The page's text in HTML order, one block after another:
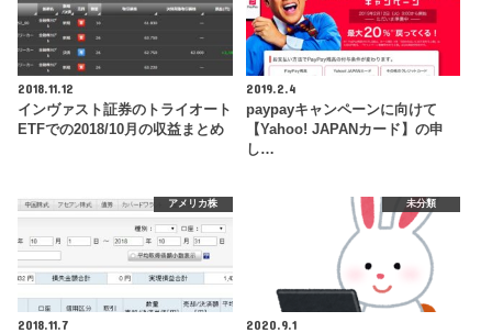
2018.11.12
インヴァスト証券のトライオート
ETFでの2018/10月の収益まとめ
2019.2.4
paypayキャンペーンに向けて
【Yahoo! JAPANカード】の申
し…
アメリカ株
2018.11.7
未分類
2020.9.1